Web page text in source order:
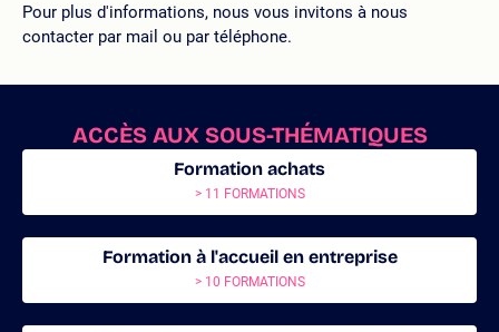
Pour plus d'informations, nous vous invitons à nous
contacter par mail ou par téléphone.
ACCÈS AUX SOUS-THÉMATIQUES
Formation achats
> 11 FORMATIONS
Formation à l'accueil en entreprise
> 10 FORMATIONS